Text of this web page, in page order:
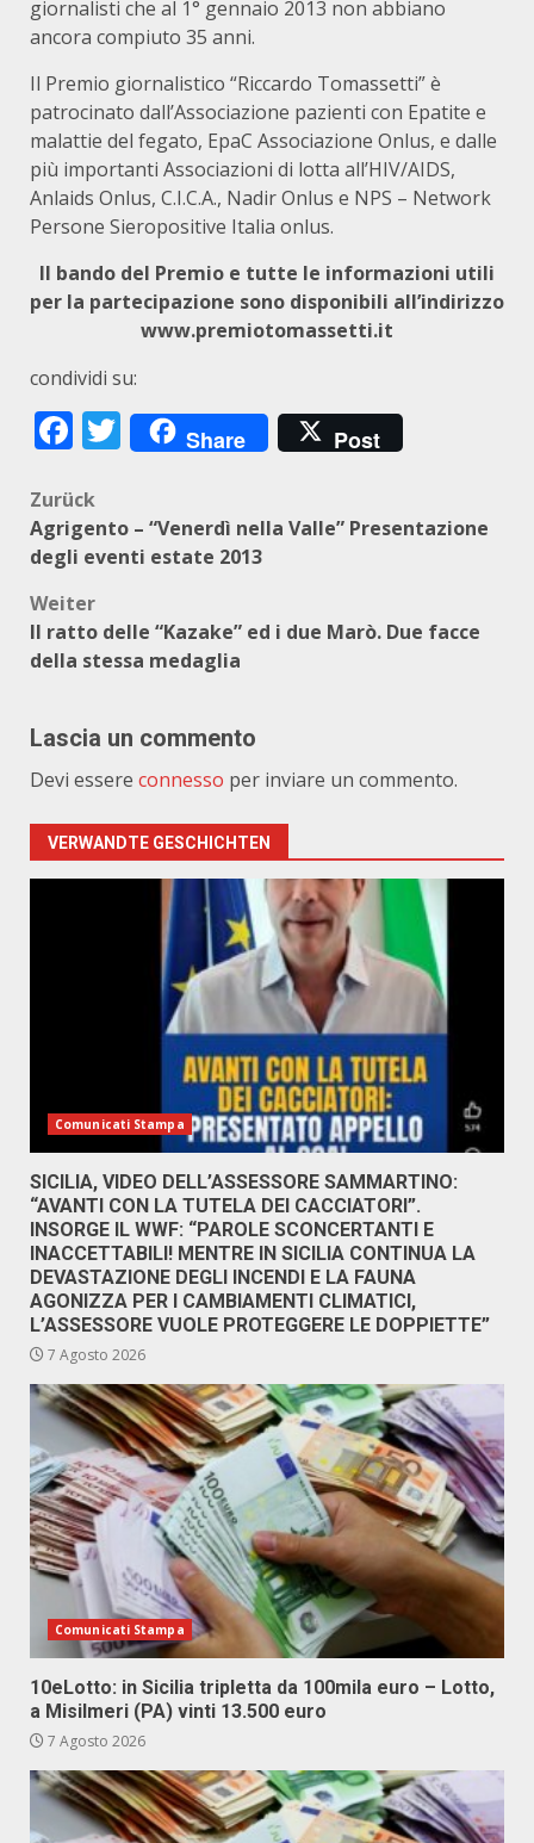
giornalisti che al 1° gennaio 2013 non abbiano
ancora compiuto 35 anni.
Il Premio giornalistico “Riccardo Tomassetti” è
patrocinato dall’Associazione pazienti con Epatite e
malattie del fegato, EpaC Associazione Onlus, e dalle
più importanti Associazioni di lotta all’HIV/AIDS,
Anlaids Onlus, C.I.C.A., Nadir Onlus e NPS – Network
Persone Sieropositive Italia onlus.
Il bando del Premio e tutte le informazioni utili
per la partecipazione sono disponibili all’indirizzo
www.premiotomassetti.it
condividi su:
Facebook
Twitter
Share Post
Beitragsnavigation
Zurück
Agrigento – “Venerdì nella Valle” Presentazione
degli eventi estate 2013
Weiter
Il ratto delle “Kazake” ed i due Marò. Due facce
della stessa medaglia
Lascia un commento
Devi essere connesso per inviare un commento.
VERWANDTE GESCHICHTEN
Comunicati Stampa
SICILIA, VIDEO DELL’ASSESSORE SAMMARTINO:
“AVANTI CON LA TUTELA DEI CACCIATORI”.
INSORGE IL WWF: “PAROLE SCONCERTANTI E
INACCETTABILI! MENTRE IN SICILIA CONTINUA LA
DEVASTAZIONE DEGLI INCENDI E LA FAUNA
AGONIZZA PER I CAMBIAMENTI CLIMATICI,
L’ASSESSORE VUOLE PROTEGGERE LE DOPPIETTE”
7 Agosto 2026
Comunicati Stampa
10eLotto: in Sicilia tripletta da 100mila euro – Lotto,
a Misilmeri (PA) vinti 13.500 euro
7 Agosto 2026